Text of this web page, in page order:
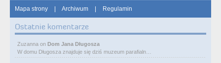
Mapa strony | Archiwum | Regulamin
Ostatnie komentarze
Zuzanna on Dom Jana Długosza
W domu Długosza znajduje się dziś muzeum parafialn…